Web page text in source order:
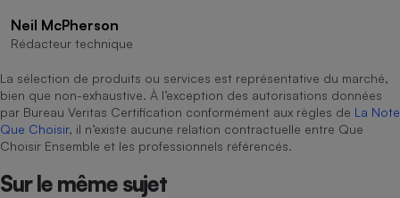
Neil McPherson
Rédacteur technique
La sélection de produits ou services est représentative du marché,
bien que non-exhaustive. À l’exception des autorisations données
par Bureau Veritas Certification conformément aux règles de La Note
Que Choisir, il n’existe aucune relation contractuelle entre Que
Choisir Ensemble et les professionnels référencés.
Sur le même sujet